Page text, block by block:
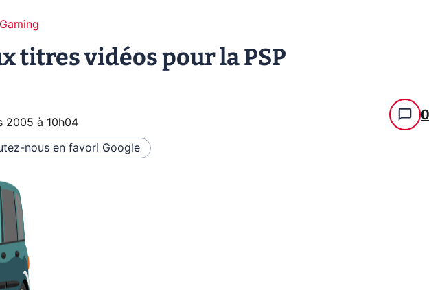
Gaming
titres vidéos pour la PSP
2005 à 10h04 0
nous en favori Google